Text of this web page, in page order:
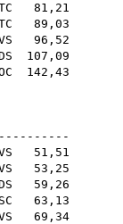
81,21
89,03
96,52
107,09
142,43
51,51
53,25
59,26
63,13
69,34